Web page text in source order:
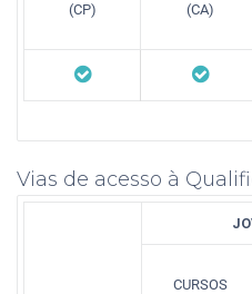
(CP)
(CA)
Vias de acesso à
CURSOS